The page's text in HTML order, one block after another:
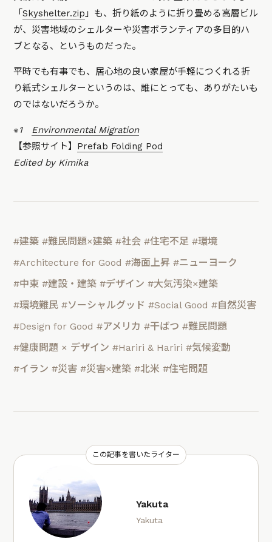
「Skyshelter.zip 」も、折り紙のように折り畳める高層ビル
が、災害地域のシェルターや災害ボランティアの多目的ハ
ブとなる、というものだった。
平時でも有事でも、居心地の良い家屋が手軽につくれる折
り紙式シェルターというのは、誰にとっても、ありがたいも
のではないだろうか。
※1 Environmental Migration
【参照サイト】 Prefab Folding Pod
Edited by Kimika
#建築 #難民問題×建築 #社会 #住宅不足 #環境
#Architecture for Good #海面上昇 #ニューヨーク
#中東 #建設・建築 #デザイン #大気汚染×建築
#環境難民 #ソーシャルグッド #Social Good #自然災害
#Design for Good #アメリカ #干ばつ #難民問題
#健康問題 × デザイン #Hariri & Hariri #気候変動
#イラン #災害 #災害×建築 #北米 #住宅問題
この記事を書いたライター
Yakuta
Yakuta